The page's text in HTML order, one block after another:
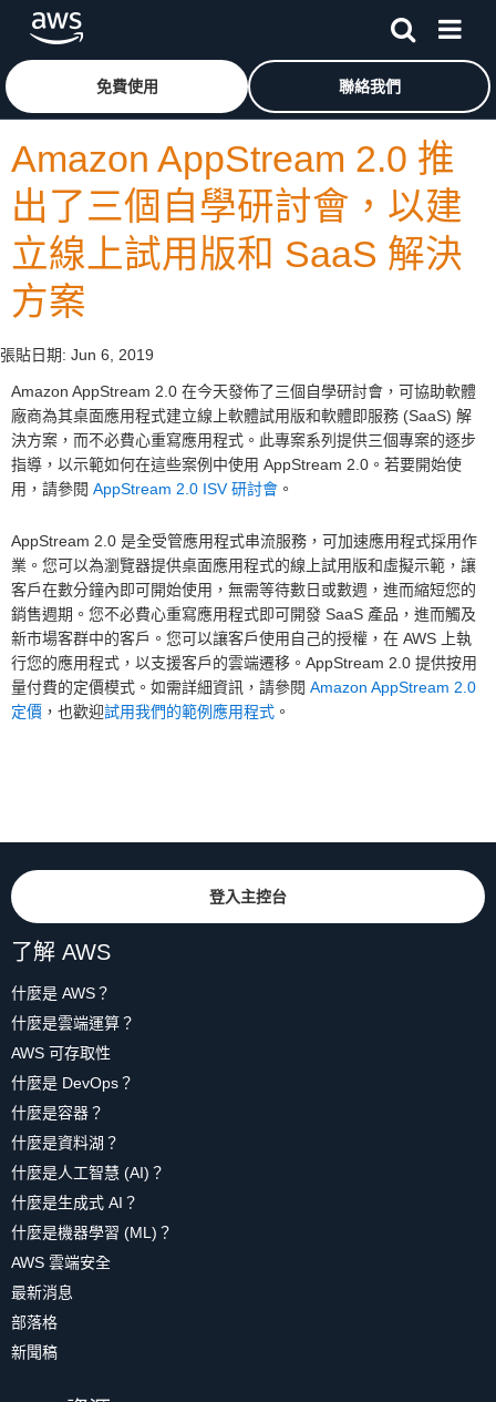
跳至主要內容按一下這裡可返回 Amazon Web Services 首頁
免費使用 聯絡我們
Amazon AppStream 2.0 推
出了三個自學研討會，以建
立線上試用版和 SaaS 解決
方案
張貼日期: Jun 6, 2019
Amazon AppStream 2.0 在今天發佈了三個自學研討會，可協助軟體
廠商為其桌面應用程式建立線上軟體試用版和軟體即服務 (SaaS) 解
決方案，而不必費心重寫應用程式。此專案系列提供三個專案的逐步
指導，以示範如何在這些案例中使用 AppStream 2.0。若要開始使
用，請參閱 AppStream 2.0 ISV 研討會 。
AppStream 2.0 是全受管應用程式串流服務，可加速應用程式採用作
業。您可以為瀏覽器提供桌面應用程式的線上試用版和虛擬示範，讓
客戶在數分鐘內即可開始使用，無需等待數日或數週，進而縮短您的
銷售週期。您不必費心重寫應用程式即可開發 SaaS 產品，進而觸及
新市場客群中的客戶。您可以讓客戶使用自己的授權，在 AWS 上執
行您的應用程式，以支援客戶的雲端遷移。AppStream 2.0 提供按用
量付費的定價模式。如需詳細資訊，請參閱 Amazon AppStream 2.0
定價 ，也歡迎試用我們的範例應用程式 。
登入主控台
了解 AWS
什麼是 AWS？
什麼是雲端運算？
AWS 可存取性
什麼是 DevOps？
什麼是容器？
什麼是資料湖？
什麼是人工智慧 (AI)？
什麼是生成式 AI？
什麼是機器學習 (ML)？
AWS 雲端安全
最新消息
部落格
新聞稿